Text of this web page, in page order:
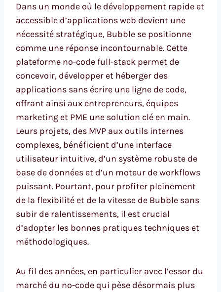
Dans un monde où le développement rapide et
accessible d’applications web devient une
nécessité stratégique, Bubble se positionne
comme une réponse incontournable. Cette
plateforme no-code full-stack permet de
concevoir, développer et héberger des
applications sans écrire une ligne de code,
offrant ainsi aux entrepreneurs, équipes
marketing et PME une solution clé en main.
Leurs projets, des MVP aux outils internes
complexes, bénéficient d’une interface
utilisateur intuitive, d’un système robuste de
base de données et d’un moteur de workflows
puissant. Pourtant, pour profiter pleinement
de la flexibilité et de la vitesse de Bubble sans
subir de ralentissements, il est crucial
d’adopter les bonnes pratiques techniques et
méthodologiques.
Au fil des années, en particulier avec l’essor du
marché du no-code qui pèse désormais plus